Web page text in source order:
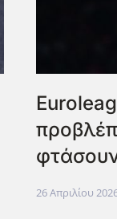
26 Απριλίου